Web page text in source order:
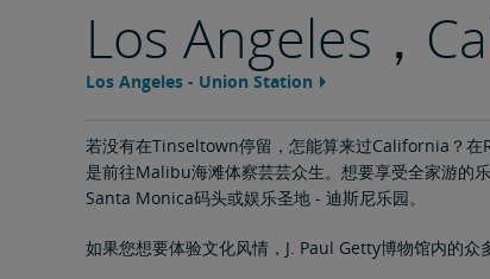
Los Angeles，
Los Angeles - Union Station 地
内
容
链
接
若没有在Tinseltown停留，怎能算来过California？在
是前往Malibu海滩体察芸芸众生。想要享受全家游的
Santa Monica码头或娱乐圣地 - 迪斯尼乐园。
如果您想要体验文化风情，J. Paul Getty博物馆内的众